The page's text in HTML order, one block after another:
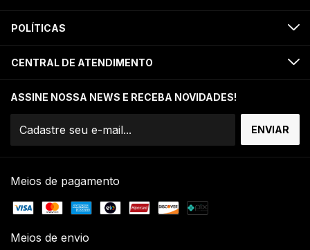
POLÍTICAS
CENTRAL DE ATENDIMENTO
ASSINE NOSSA NEWS E RECEBA NOVIDADES!
Meios de pagamento
Meios de envio